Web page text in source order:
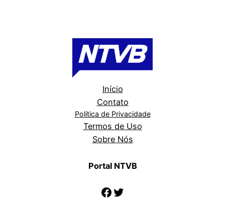
Início
Contato
Política de Privacidade
Termos de Uso
Sobre Nós
Portal NTVB
Facebook
Twitter